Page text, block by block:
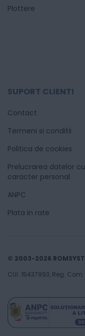
3199
4159
Plottere
SUPORT CLIENTI
Contact
Termeni si conditii
Politica de cookies
Prelucrarea datelor cu
caracter personal
ANPC
Plata in rate
© 2003-2026
CUI: 15437993, Reg.